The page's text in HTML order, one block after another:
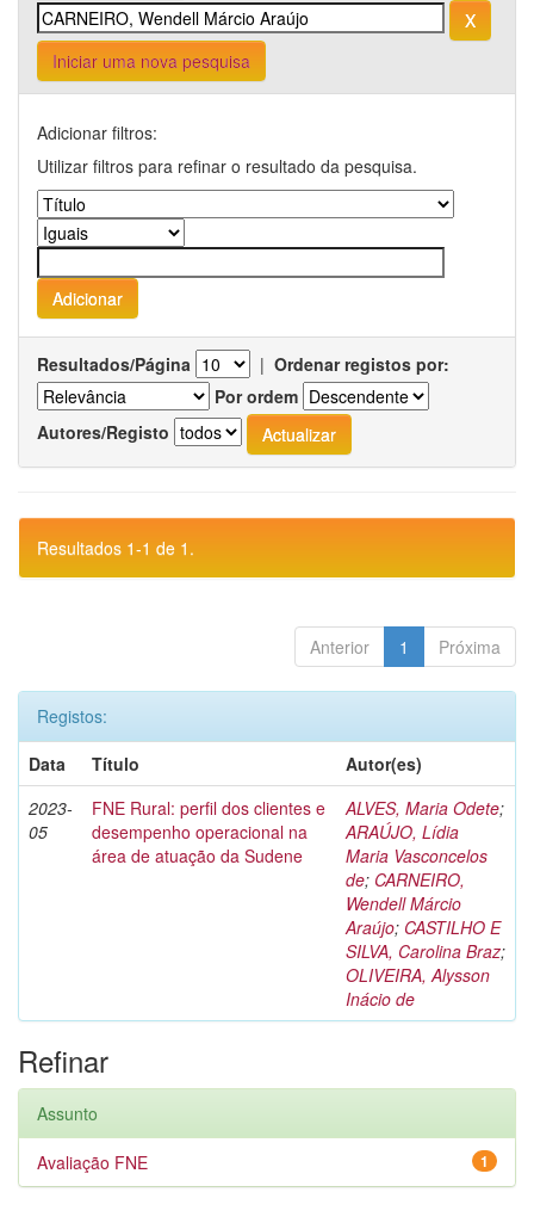
Iniciar uma nova pesquisa
Adicionar filtros:
Utilizar filtros para refinar o resultado da pesquisa.
Resultados/Página | Ordenar registos por:
Por ordem
Autores/Registo
Resultados 1-1 de 1.
Anterior 1 Próxima
Registos:
Data
Título
Autor(es)
2023-
05
FNE Rural: perfil dos clientes e
desempenho operacional na
área de atuação da Sudene
ALVES, Maria Odete;
ARAÚJO, Lídia
Maria Vasconcelos
de; CARNEIRO,
Wendell Márcio
Araújo; CASTILHO E
SILVA, Carolina Braz;
OLIVEIRA, Alysson
Inácio de
Refinar
Assunto
1
Avaliação FNE